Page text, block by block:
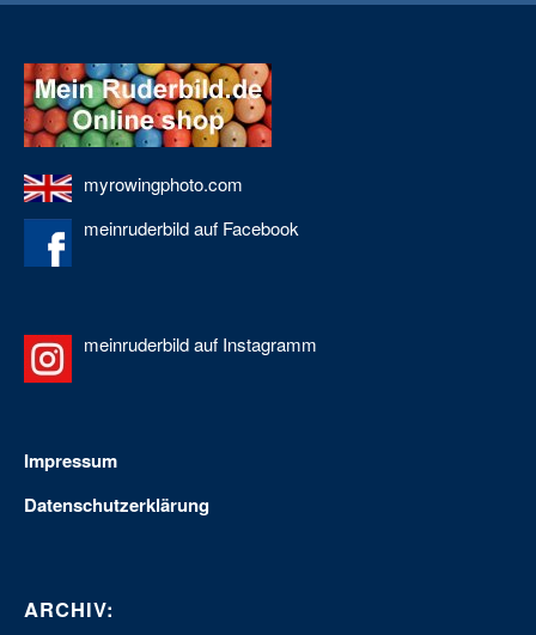
myrowingphoto.com
meinruderbild auf Facebook
meinruderbild auf Instagramm
Impressum
Datenschutzerklärung
ARCHIV: